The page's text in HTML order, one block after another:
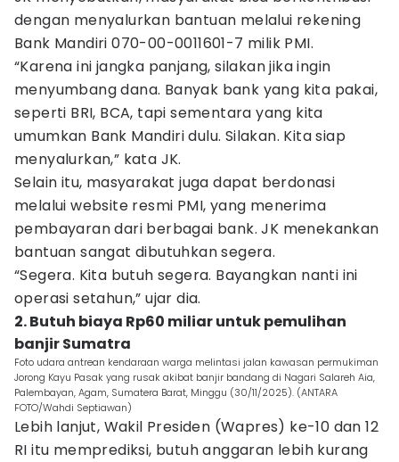
dengan menyalurkan bantuan melalui rekening
Bank Mandiri 070-00-0011601-7 milik PMI.
“Karena ini jangka panjang, silakan jika ingin
menyumbang dana. Banyak bank yang kita pakai,
seperti BRI, BCA, tapi sementara yang kita
umumkan Bank Mandiri dulu. Silakan. Kita siap
menyalurkan,” kata JK.
Selain itu, masyarakat juga dapat berdonasi
melalui website resmi PMI, yang menerima
pembayaran dari berbagai bank. JK menekankan
bantuan sangat dibutuhkan segera.
“Segera. Kita butuh segera. Bayangkan nanti ini
operasi setahun,” ujar dia.
2. Butuh biaya Rp60 miliar untuk pemulihan
banjir Sumatra
Foto udara antrean kendaraan warga melintasi jalan kawasan permukiman
Jorong Kayu Pasak yang rusak akibat banjir bandang di Nagari Salareh Aia,
Palembayan, Agam, Sumatera Barat, Minggu (30/11/2025). (ANTARA
FOTO/Wahdi Septiawan)
Lebih lanjut, Wakil Presiden (Wapres) ke-10 dan 12
RI itu memprediksi, butuh anggaran lebih kurang